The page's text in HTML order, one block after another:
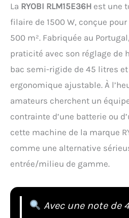
La RYOBI RLM15E36H est une
filaire de 1500 W, conçue
500 m². Fabriquée au
praticité avec son réglage de
bac semi-rigide de 45 litres
ergonomique ajustable. À
amateurs cherchent un
contrainte d’une batterie ou
cette machine de la marque
comme une alternative
entrée/milieu de gamme.
Avec une note de